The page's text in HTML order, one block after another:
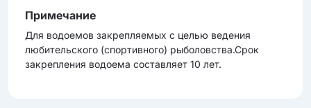
Примечание
Для водоемов закрепляемых с целью ведения
любительского (спортивного) рыболовства.Срок
закрепления водоема составляет 10 лет.